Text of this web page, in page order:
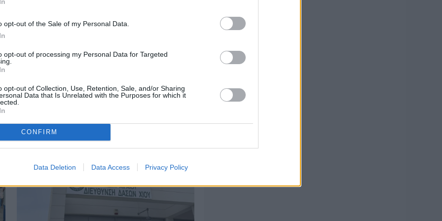
opt-out of the Sale of my Personal Data.
opt-out of processing my Personal Data for Targeted
opt-out of Collection, Use, Retention, Sale, and/or Sharing
Data that Is Unrelated with the Purposes for which it
CONFIRM
Data Deletion Data Access Privacy Policy
Αδειάζουν τα νησιά – Το δημογραφικό στο
«κόκκινο»